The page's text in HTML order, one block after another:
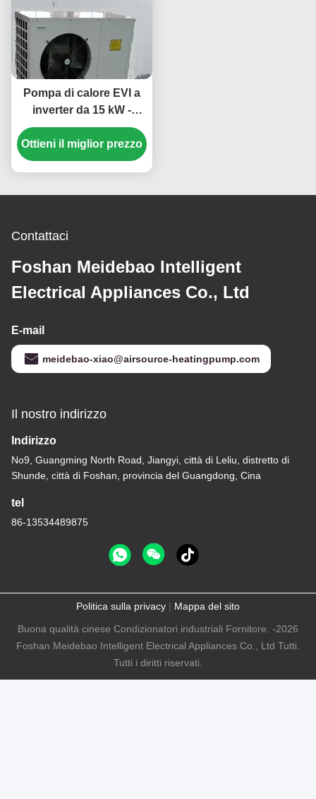
Pompa di calore EVI a
inverter da 15 kW -
Sistema di
riscaldamento e
raffreddamento
vista energetico ed
Ottieni il miglior prezzo
Contattaci
Foshan Meidebao Intelligent
Electrical Appliances Co., Ltd
E-mail
meidebao-xiao@airsource-heatingpump.com
Il nostro indirizzo
Indirizzo
No9, Guangming North Road, Jiangyi, città di Leliu, distretto di
Shunde, città di Foshan, provincia del Guangdong, Cina
tel
86-13534489875
Politica sulla privacy | Mappa del sito
Buona qualità cinese Condizionatori industriali Fornitore. -2026
Foshan Meidebao Intelligent Electrical Appliances Co., Ltd Tutti.
Tutti i diritti riservati.